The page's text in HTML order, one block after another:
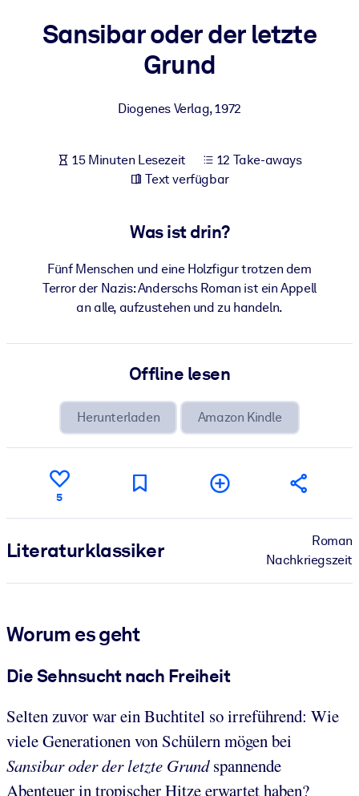
Bauen Sie eine gesunde und resiliente Belegschaft auf.
bessere Lernergebnisse.
Für Unternehmensbibliotheken
vertrauenswürdigem, praxisnahem Business-Wissen.
Nutzen Sie verlässliches, strukturiertes Wissen, um die Ergebnisse
Ihrer KI-Systeme zu optimieren.
Sansibar oder der letzte
Grund
Diogenes Verlag,1972
15 Minuten Lesezeit
12 Take-aways
Text verfügbar
Was ist drin?
Fünf Menschen und eine Holzfigur trotzen dem
Terror der Nazis: Anderschs Roman ist ein Appell
an alle, aufzustehen und zu handeln.
Offline lesen
Herunterladen Amazon Kindle
5
Literatur­klassiker
Roman
Nachkriegszeit
Worum es geht
Die Sehnsucht nach Freiheit
Selten zuvor war ein Buchtitel so irreführend: Wie
viele Generationen von Schülern mögen bei
Sansibar oder der letzte Grundspannende
Abenteuer in tropischer Hitze erwartet haben?